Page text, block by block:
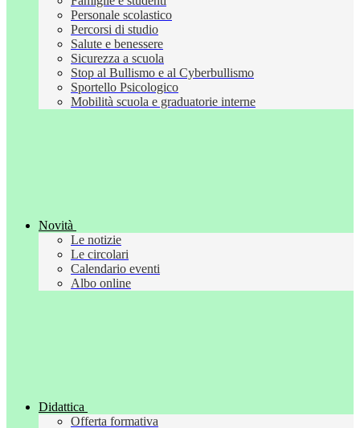
Personale scolastico
Percorsi di studio
Salute e benessere
Sicurezza a scuola
Stop al Bullismo e al Cyberbullismo
Sportello Psicologico
Mobilità scuola e graduatorie interne
Novità
Le notizie
Le circolari
Calendario eventi
Albo online
Didattica
Offerta formativa